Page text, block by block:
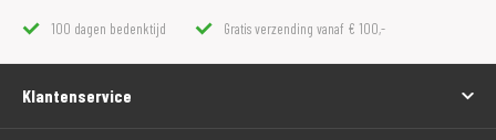
100 dagen bedenktijd Gratis verzending vanaf € 100,-
Klantenservice